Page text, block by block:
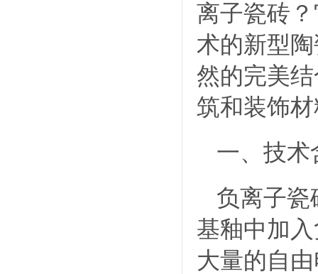
离子瓷砖
术的新型
然的完美
筑和装饰
一、技术
负离子瓷
基釉中加
大量的自